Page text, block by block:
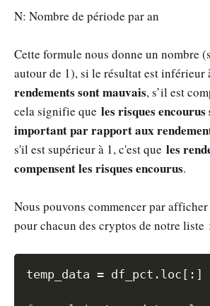
N: Nombre de période par an
Cette formule nous donne un nombre
autour de 1), si le résultat est inférieur
rendements sont mauvais, s’il est
cela signifie que les risques
important par rapport aux
s'il est supérieur à 1, c'est que les
compensent les risques encourus.
Nous pouvons commencer par
pour chacun des cryptos de notre liste :
temp_data = df_pct . loc [ : ]